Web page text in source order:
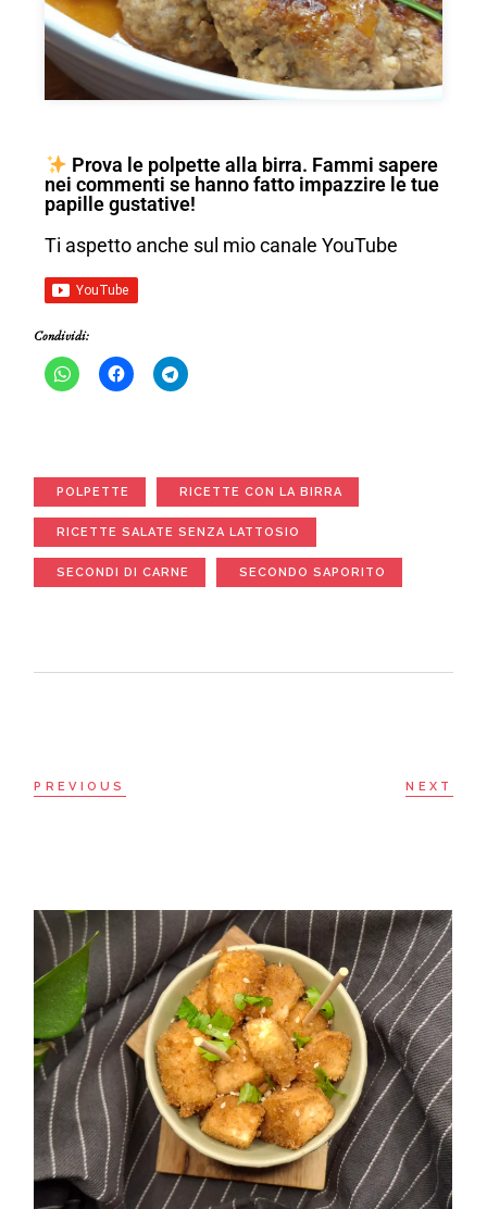
Prova le polpette alla birra. Fammi sapere
nei commenti se hanno fatto impazzire le tue
papille gustative!
Ti aspetto anche sul mio canale YouTube
Condividi:
POLPETTE RICETTE CON LA BIRRA
RICETTE SALATE SENZA LATTOSIO
SECONDI DI CARNE SECONDO SAPORITO
PREVIOUS NEXT